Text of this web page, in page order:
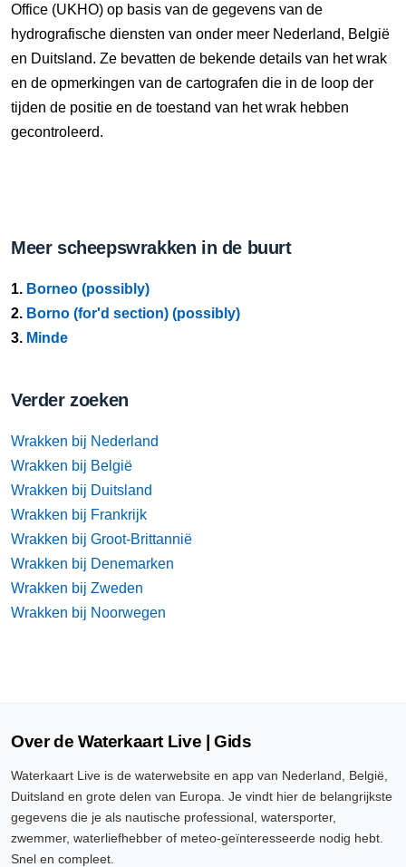
Office (UKHO) op basis van de gegevens van de
hydrografische diensten van onder meer Nederland, België
en Duitsland. Ze bevatten de bekende details van het wrak
en de opmerkingen van de cartografen die in de loop der
tijden de positie en de toestand van het wrak hebben
gecontroleerd.
Meer scheepswrakken in de buurt
1. Borneo (possibly)
2. Borno (for'd section) (possibly)
3. Minde
Verder zoeken
Wrakken bij Nederland
Wrakken bij België
Wrakken bij Duitsland
Wrakken bij Frankrijk
Wrakken bij Groot-Brittannië
Wrakken bij Denemarken
Wrakken bij Zweden
Wrakken bij Noorwegen
Over de Waterkaart Live | Gids
Waterkaart Live is de waterwebsite en app van Nederland, België,
Duitsland en grote delen van Europa. Je vindt hier de belangrijkste
gegevens die je als nautische professional, watersporter,
zwemmer, waterliefhebber of meteo-geïnteresseerde nodig hebt.
Snel en compleet.